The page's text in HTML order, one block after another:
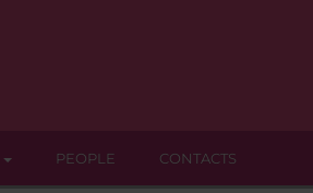
PEOPLE CONTACTS